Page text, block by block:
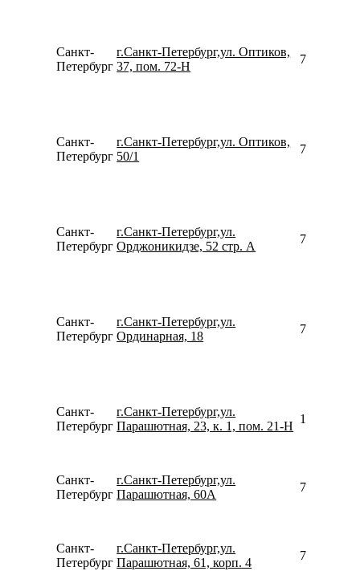
Санкт-
Петербург
г.Санкт-Петербург,ул. Оптиков,
37, пом. 72-Н
Санкт-
Петербург
г.Санкт-Петербург,ул. Оптиков,
50/1
Санкт-
Петербург
г.Санкт-Петербург,ул.
Орджоникидзе, 52 стр. А
Санкт-
Петербург
г.Санкт-Петербург,ул.
Ординарная, 18
Санкт-
Петербург
г.Санкт-Петербург,ул.
Парашютная, 23, к. 1, пом. 21-Н
Санкт-
Петербург
г.Санкт-Петербург,ул.
Парашютная, 60А
Санкт-
Петербург
г.Санкт-Петербург,ул.
Парашютная, 61, корп. 4